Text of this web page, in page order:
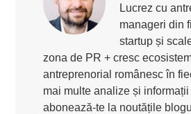
Lucrez cu
manageri din
startup și
zona de PR + cresc
antreprenorial românesc în
mai multe analize și informații
abonează-te la noutățile